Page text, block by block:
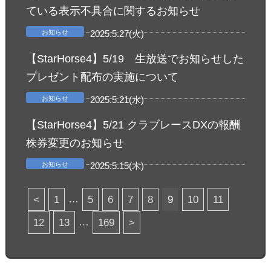
ている表示不具合に関するお知らせ
お知らせ 2025.5.27(火)
【StarHorse4】5/19 生放送でお知らせした
プレゼント配布の実施について
お知らせ 2025.5.21(水)
【StarHorse4】5/21 クラブレースDXの報酬
株券変更のお知らせ
お知らせ 2025.5.15(木)
< 1 … 5 6 7 8 9 10 11
12 13 … 169 >